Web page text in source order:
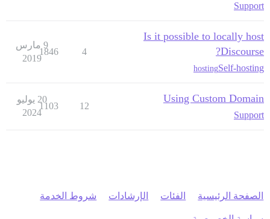
Support
Is it possible to locally host
Discourse?
Self-hosting
hosting
4
1846
9 مارس
2019
Using Custom Domain
Support
12
1103
20 يوليو
2024
الصفحة الرئيسية الفئات الإرشادات شروط الخدمة